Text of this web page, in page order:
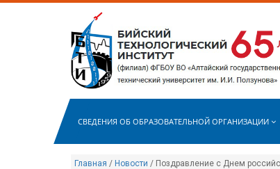
СВЕДЕНИЯ ОБ ОБРАЗОВАТЕЛЬНОЙ ОРГАНИЗАЦИИ
Главная / Новости / Поздравление с Днем